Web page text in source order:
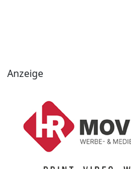
Anzeige